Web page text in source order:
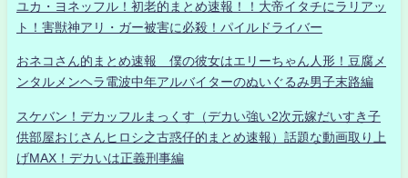
ユカ・ヨネッフル！初老的まとめ速報！！大帝イタチにラリアッ
ト！害獣神アリ・ガー被害に必殺！パイルドライバー
おネコさん的まとめ速報 僕の彼女はエリーちゃん人形！豆腐メ
ンタルメンヘラ電波中年アルバイターのぬいぐるみ男子末路編
スケバン！デカッフルまっくす（デカい強い2次元嫁だいすき子
供部屋おじさんヒロシ之古惑仔的まとめ速報）話題な動画取り上
げMAX！デカいは正義刑事編